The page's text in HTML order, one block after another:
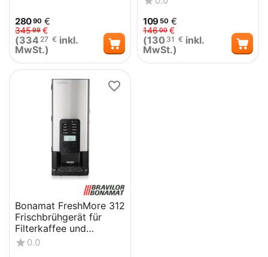
28090 €
34599 €
(334 27 € inkl.
MwSt.)
10950 €
14600 €
(130 31 € inkl.
MwSt.)
Bonamat FreshMore 312
Frischbrühgerät für
Filterkaffee und
Heißgetränkevarianten
0.0